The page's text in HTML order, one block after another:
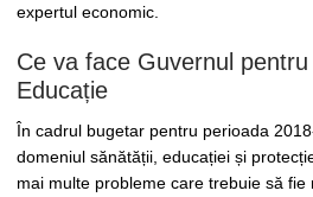
expertul economic.
Ce va face Guvernul
Educație
În cadrul bugetar pentru perioada
domeniul sănătății, educației și
mai multe probleme care trebuie să